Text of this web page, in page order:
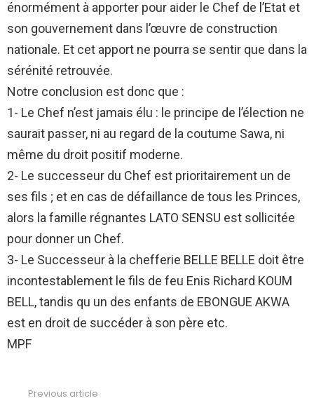
énormément à apporter pour aider le Chef de l’Etat et
son gouvernement dans l’œuvre de construction
nationale. Et cet apport ne pourra se sentir que dans la
sérénité retrouvée.
Notre conclusion est donc que :
1- Le Chef n’est jamais élu : le principe de l’élection ne
saurait passer, ni au regard de la coutume Sawa, ni
même du droit positif moderne.
2- Le successeur du Chef est prioritairement un de
ses fils ; et en cas de défaillance de tous les Princes,
alors la famille régnantes LATO SENSU est sollicitée
pour donner un Chef.
3- Le Successeur à la chefferie BELLE BELLE doit être
incontestablement le fils de feu Enis Richard KOUM
BELL, tandis qu un des enfants de EBONGUE AKWA
est en droit de succéder à son père etc.
MPF
Previous article